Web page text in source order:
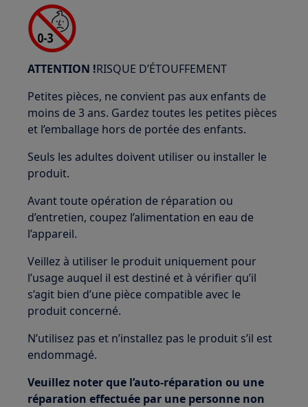
ATTENTION !RISQUE D’ÉTOUFFEMENT
Petites pièces, ne convient pas aux enfants de
moins de 3 ans. Gardez toutes les petites pièces
et l’emballage hors de portée des enfants.
Seuls les adultes doivent utiliser ou installer le
produit.
Avant toute opération de réparation ou
d’entretien, coupez l’alimentation en eau de
l’appareil.
Veillez à utiliser le produit uniquement pour
l’usage auquel il est destiné et à vérifier qu’il
s’agit bien d’une pièce compatible avec le
produit concerné.
N’utilisez pas et n’installez pas le produit s’il est
endommagé.
Veuillez noter que l’auto‑réparation ou une
réparation effectuée par une personne non